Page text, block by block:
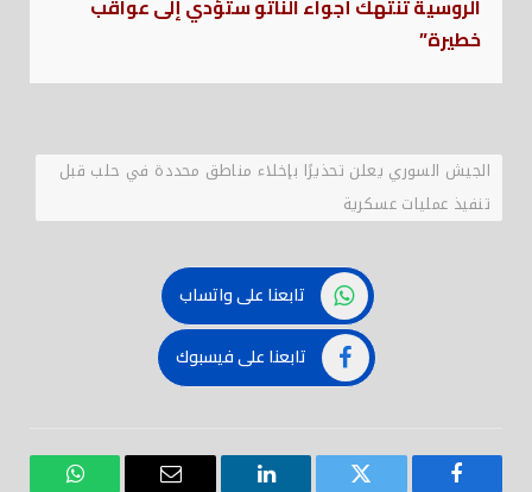
الروسية تنتهك أجواء الناتو ستؤدي إلى عواقب
خطيرة”
الجيش السوري يعلن تحذيرًا بإخلاء مناطق محددة في حلب قبل
تنفيذ عمليات عسكرية
تابعنا على واتساب
تابعنا على فيسبوك